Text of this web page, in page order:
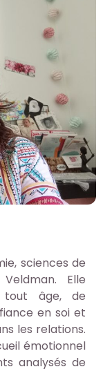
sciences de
Elle
âge, de
en soi et
les relations.
émotionnel
analysés de